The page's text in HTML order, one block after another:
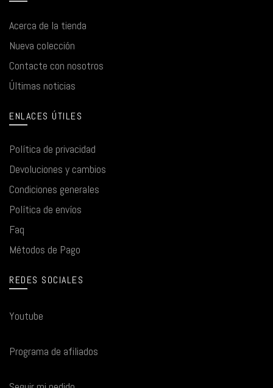
Acerca de la tienda
Nueva colección
Contacte con nosotros
Últimas noticias
ENLACES ÚTILES
Política de privacidad
Devoluciones y cambios
Condiciones generales
Política de envíos
Faq
Métodos de Pago
REDES SOCIALES
Youtube
Programa de afiliados